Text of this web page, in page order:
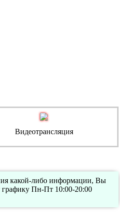
Видеотрансляция
какой-либо информации, Вы
графику Пн-Пт 10:00-20:00